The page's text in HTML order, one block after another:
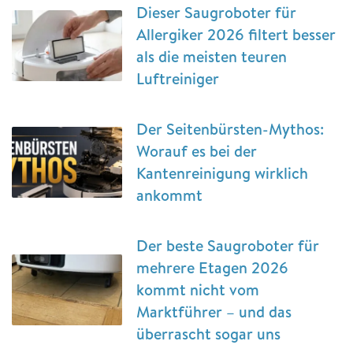
Dieser Saugroboter für
Allergiker 2026 filtert besser
als die meisten teuren
Luftreiniger
Der Seitenbürsten-Mythos:
Worauf es bei der
Kantenreinigung wirklich
ankommt
Der beste Saugroboter für
mehrere Etagen 2026
kommt nicht vom
Marktführer – und das
überrascht sogar uns